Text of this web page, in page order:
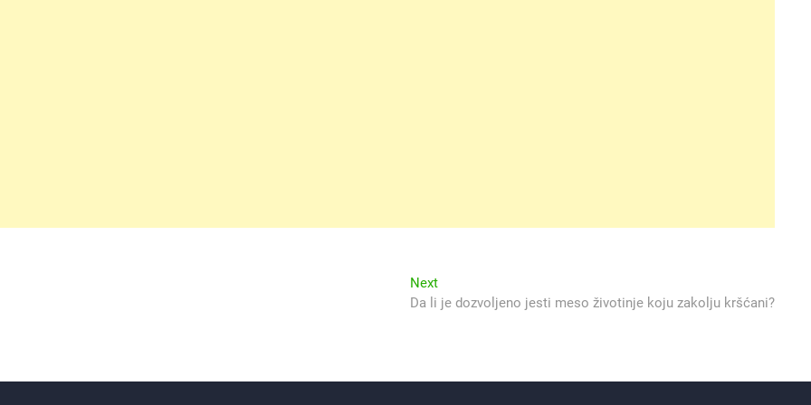
NextNext
post:
Da li je dozvoljeno jesti meso životinje koju zakolju kršćani?